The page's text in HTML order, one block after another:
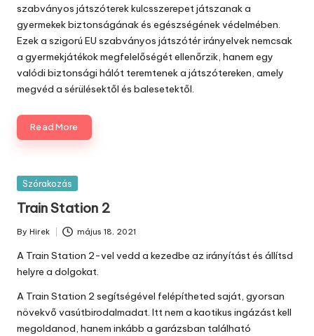
szabványos játszóterek kulcsszerepet játszanak a
gyermekek biztonságának és egészségének védelmében.
Ezek a szigorú EU szabványos játszótér irányelvek nemcsak
a gyermekjátékok megfelelőségét ellenőrzik, hanem egy
valódi biztonsági hálót teremtenek a játszótereken, amely
megvéd a sérülésektől és balesetektől.
Read More
Posted
Szórakozás
Train Station 2
Posted
by
By Hirek május 18, 2021
A Train Station 2-vel vedd a kezedbe az irányítást és állítsd
helyre a dolgokat.
A Train Station 2 segítségével felépítheted saját, gyorsan
növekvő vasútbirodalmadat. Itt nem a kaotikus ingázást kell
megoldanod, hanem inkább a garázsban található